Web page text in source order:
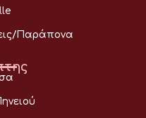
Παράπονα